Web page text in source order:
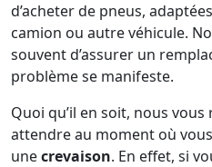
d’acheter de pneus,
camion ou autre véhicule.
souvent d’assurer un
problème se manifeste.
Quoi qu’il en soit, nous
attendre au moment où
unecrevaison. En effet, si